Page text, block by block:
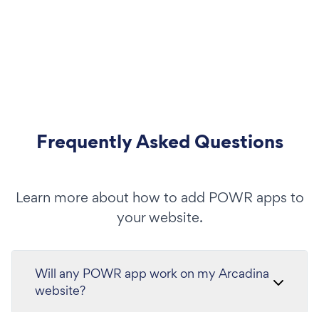
Frequently Asked Questions
Learn more about how to add POWR apps to
your website.
Will any POWR app work on my Arcadina
website?